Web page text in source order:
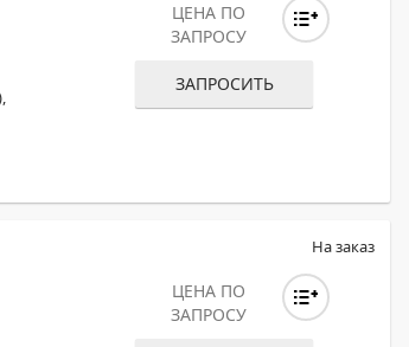
ЦЕНА ПО
ЗАПРОСУ
ЗАПРОСИТЬ
На заказ
ЦЕНА ПО
ЗАПРОСУ